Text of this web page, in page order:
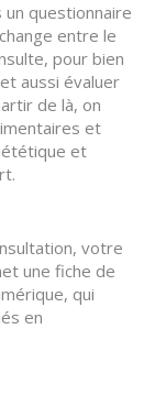
un questionnaire
entre le
pour bien
aussi évaluer
de là, on
et
et
votre
une fiche de
qui
en